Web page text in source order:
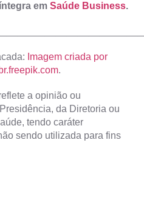
em Saúde Business.
Imagem criada por
.
a opinião ou
da Diretoria ou
tendo caráter
sendo utilizada para fins